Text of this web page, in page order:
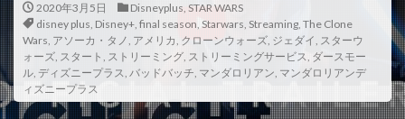
Trouble
True Crime DREAMERS & DeathbyRomy
TSUTAYA
TSUTAYA DISCAS
TSUTAYA限定
TSUYATV
TunnelBear TV
tver
UNLIMITED料金
UrtraHD AmazonMusicHD
2020年3月5日 Disneyplus, STAR WARS
disney plus, Disney+, final season, Starwars, Streaming, The Clone
Wars, アソーカ・タノ, アメリカ, クローンウォーズ, ジェダイ, スターウ
ォーズ, スタート , ストリーミング, ストリーミングサービス, ダースモー
ル, ディズニープラス, バッドバッチ, マンダロリアン, マンダロリアンデ
ィズニープラス